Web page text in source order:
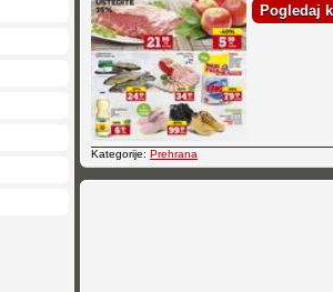
Pogledaj
Kategorije: Prehrana